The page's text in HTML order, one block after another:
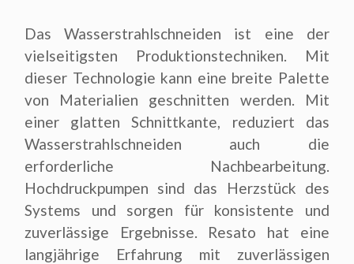
Das Wasserstrahlschneiden ist eine der
vielseitigsten Produktionstechniken. Mit
dieser Technologie kann eine breite Palette
von Materialien geschnitten werden. Mit
einer glatten Schnittkante, reduziert das
Wasserstrahlschneiden auch die
erforderliche Nachbearbeitung.
Hochdruckpumpen sind das Herzstück des
Systems und sorgen für konsistente und
zuverlässige Ergebnisse. Resato hat eine
langjährige Erfahrung mit zuverlässigen